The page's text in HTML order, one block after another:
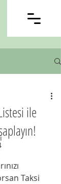
ile
Taksi